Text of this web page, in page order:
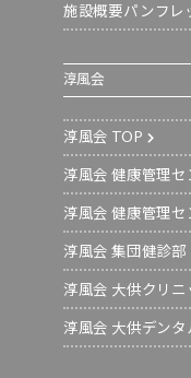
施設概要パンフレ
淳風会
淳風会 TOP
淳風会 健康管理セ
淳風会 健康管理セ
淳風会 集団健診部
淳風会 大供クリニ
淳風会 大供デン